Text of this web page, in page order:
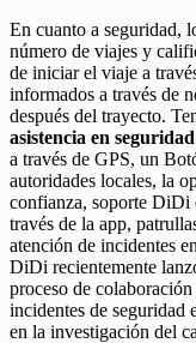
En cuanto a seguridad,
número de viajes y
de iniciar el viaje a
informados a través de
después del trayecto.
asistencia en seguridad
a través de GPS, un
autoridades locales, la
confianza, soporte DiDi
través de la app,
atención de incidentes
DiDi recientemente
proceso de
incidentes de seguridad
en la investigación del